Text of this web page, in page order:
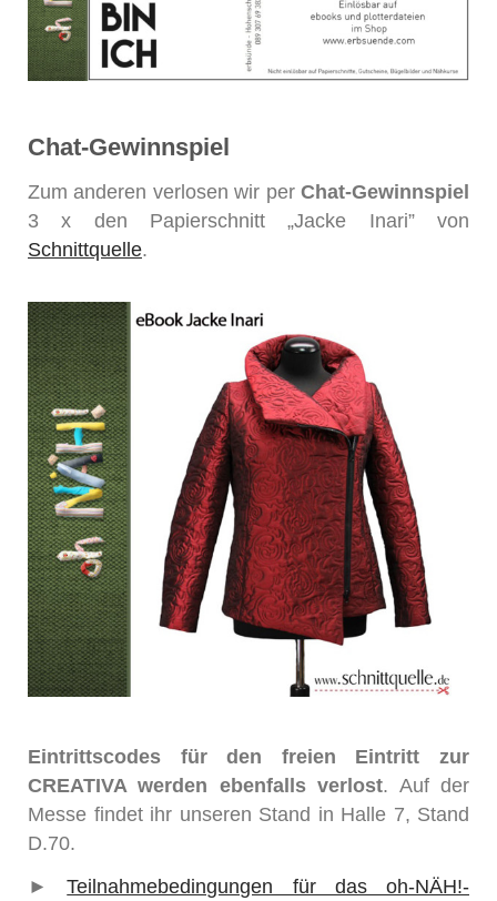
Chat-Gewinnspiel
Zum anderen verlosen wir per Chat-Gewinnspiel
3 x den Papierschnitt „Jacke Inari” von
Schnittquelle.
Eintrittscodes für den freien Eintritt zur
CREATIVA werden ebenfalls verlost. Auf der
Messe findet ihr unseren Stand in Halle 7, Stand
D.70.
►Teilnahmebedingungen für das oh-NÄH!-